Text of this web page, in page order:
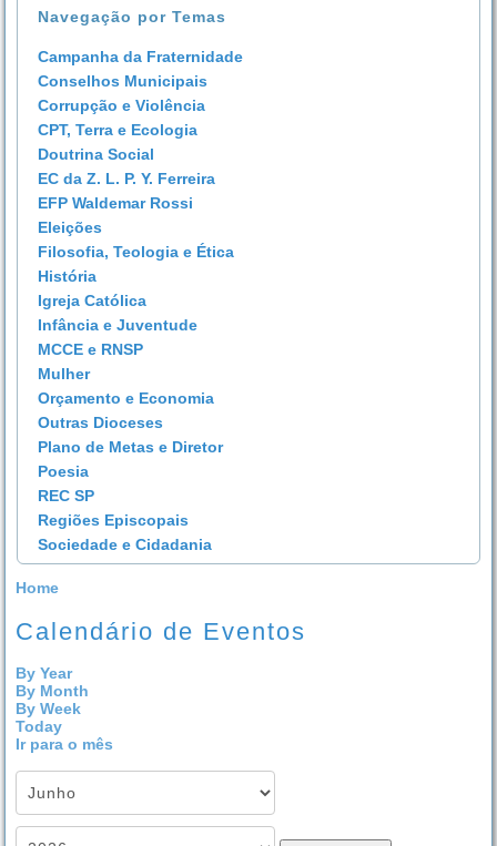
Navegação por Temas
Campanha da Fraternidade
Conselhos Municipais
Corrupção e Violência
CPT, Terra e Ecologia
Doutrina Social
EC da Z. L. P. Y. Ferreira
EFP Waldemar Rossi
Eleições
Filosofia, Teologia e Ética
História
Igreja Católica
Infância e Juventude
MCCE e RNSP
Mulher
Orçamento e Economia
Outras Dioceses
Plano de Metas e Diretor
Poesia
REC SP
Regiões Episcopais
Sociedade e Cidadania
Home
Calendário de Eventos
By Year
By Month
By Week
Today
Ir para o mês